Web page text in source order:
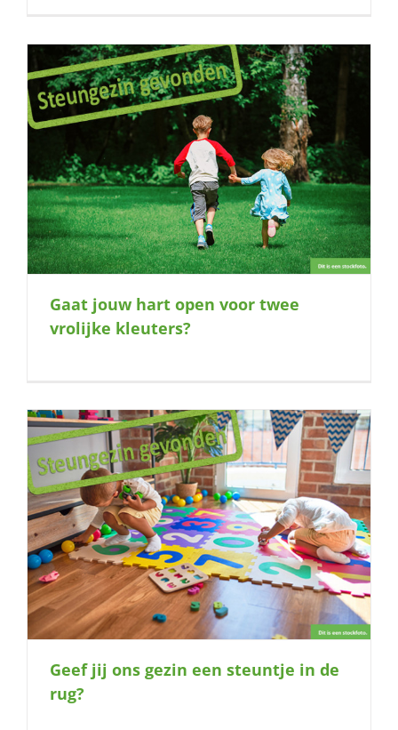
Gaat jouw hart open voor twee
vrolijke kleuters?
Geef jij ons gezin een steuntje in de
rug?